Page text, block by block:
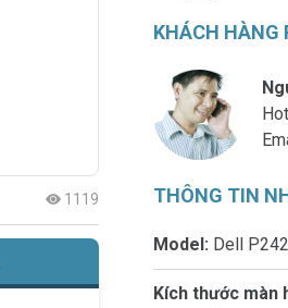
1119
KHÁCH HÀNG
THÔNG TIN
Model: Dell
Kích thước màn